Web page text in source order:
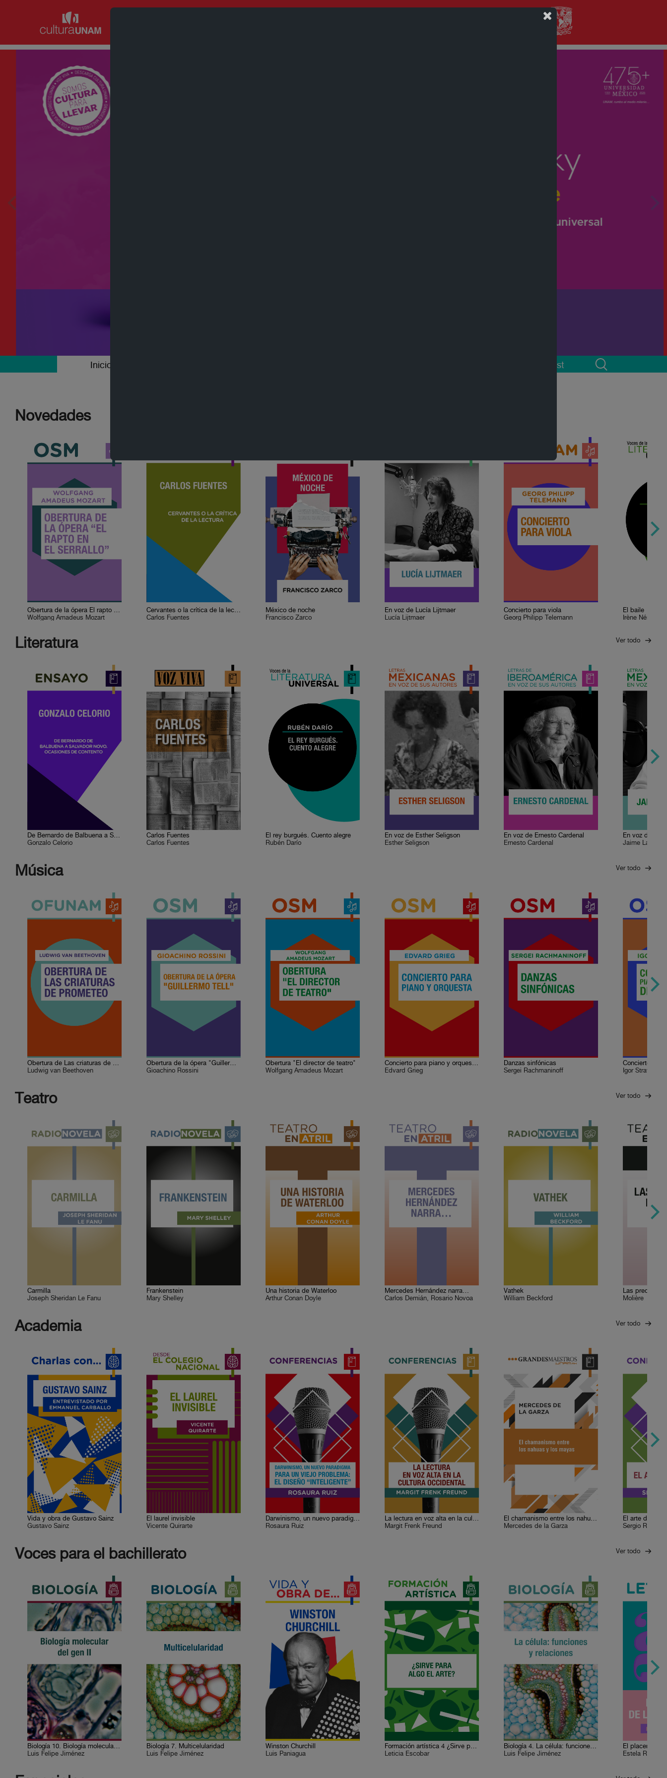
Inicio Podcast
Novedades
Obertura de la ópera El rapto en el serrallo
Wolfgang Amadeus Mozart
Cervantes o la crítica de la lectura
Carlos Fuentes
México de noche
Francisco Zarco
En voz de Lucía Lijtmaer
Lucía Lijtmaer
Concierto para viola
Georg Philipp Telemann
El baile
Irène
Literatura Ver todo
De Bernardo de Balbuena a Salvador Novo. Ocasiones de contento
Gonzalo Celorio
Carlos Fuentes
Carlos Fuentes
El rey burgués. Cuento alegre
Rubén Darío
En voz de Esther Seligson
Esther Seligson
En voz de Ernesto Cardenal
Ernesto Cardenal
En voz de
Jaime
Música Ver todo
Obertura de Las criaturas de Prometeo
Ludwig van Beethoven
Obertura de la ópera "Guillermo Tell"
Gioachino Rossini
Obertura "El director de teatro"
Wolfgang Amadeus Mozart
Concierto para piano y orquesta en la menor Op. 16
Edvard Grieg
Danzas sinfónicas
Sergei Rachmaninoff
Igor Stravinsky
Teatro Ver todo
Carmilla
Joseph Sheridan Le Fanu
Frankenstein
Mary Shelley
Una historia de Waterloo
Arthur Conan Doyle
Mercedes Hernández narra…
Carlos Demián, Rosario Novoa
Vathek
William Beckford
Las preciosas
Molière
Academia Ver todo
Vida y obra de Gustavo Sainz
Gustavo Sainz
El laurel invisible
Vicente Quirarte
Darwinismo, un nuevo paradigma para un viejo problema: el diseño “inteligente”
Rosaura Ruiz
La lectura en voz alta en la cultura occidental
Margit Frenk Freund
El chamanismo entre los nahuas y los mayas
Mercedes de la Garza
El arte de
Sergio Ramírez
Voces para el bachillerato Ver todo
Biología 10. Biología molecular del gen II
Luis Felipe Jiménez
Biología 7. Multicelularidad
Luis Felipe Jiménez
Winston Churchill
Luis Paniagua
Formación artística 4 ¿Sirve para algo el arte? ¿Por qué la humanidad produce arte?
Leticia Escobar
Biología 4. La célula: funciones y relaciones
Luis Felipe Jiménez
El placer de la
Estela Ruiz